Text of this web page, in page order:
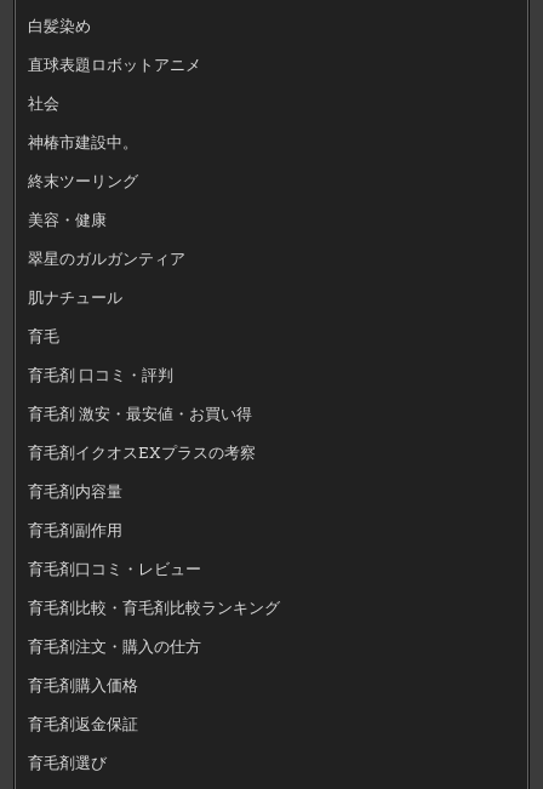
白髪染め
直球表題ロボットアニメ
社会
神椿市建設中。
終末ツーリング
美容・健康
翠星のガルガンティア
肌ナチュール
育毛
育毛剤 口コミ・評判
育毛剤 激安・最安値・お買い得
育毛剤イクオスEXプラスの考察
育毛剤内容量
育毛剤副作用
育毛剤口コミ・レビュー
育毛剤比較・育毛剤比較ランキング
育毛剤注文・購入の仕方
育毛剤購入価格
育毛剤返金保証
育毛剤選び